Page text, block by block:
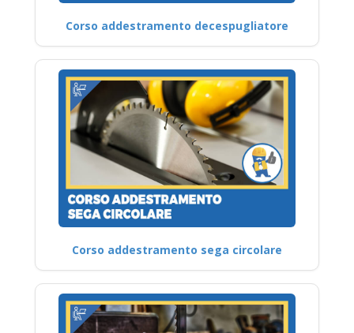
Corso addestramento decespugliatore
Corso addestramento sega circolare